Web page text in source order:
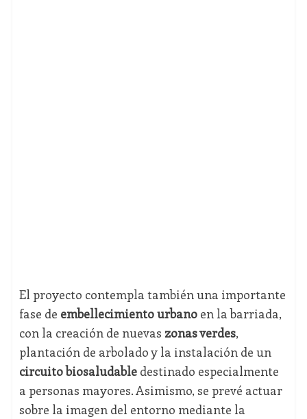
El proyecto contempla también una importante
fase de embellecimiento urbanoen la barriada,
con la creación de nuevas zonas verdes,
plantación de arbolado y la instalación de un
circuito biosaludabledestinado especialmente
a personas mayores. Asimismo, se prevé actuar
sobre la imagen del entorno mediante la